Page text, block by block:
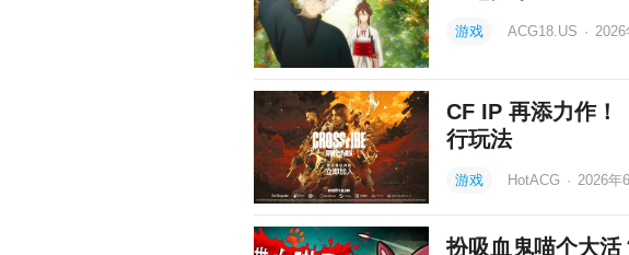
游戏 ACG18.US · 2026
CF IP 再添力作！
行玩法
游戏 HotACG · 2026年
扮吸血鬼喵个大